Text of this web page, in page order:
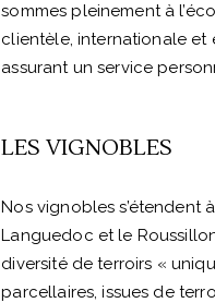
sommes pleinement à
clientèle, internationale et
assurant un service
LES VIGNOBLES
Nos vignobles s’étendent
Languedoc et le
diversité de terroirs «
parcellaires, issues de